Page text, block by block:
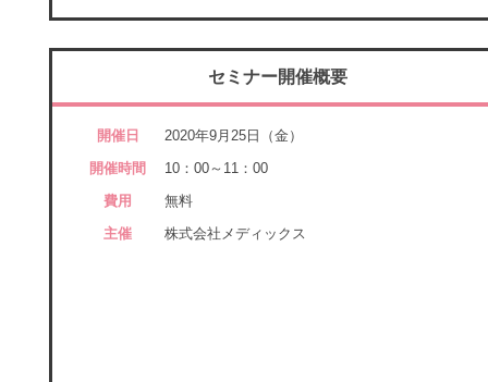
セミナー開催概要
開催日
2020年9月25日（金）
開催時間
10：00～11：00
費用
無料
主催
株式会社メディックス